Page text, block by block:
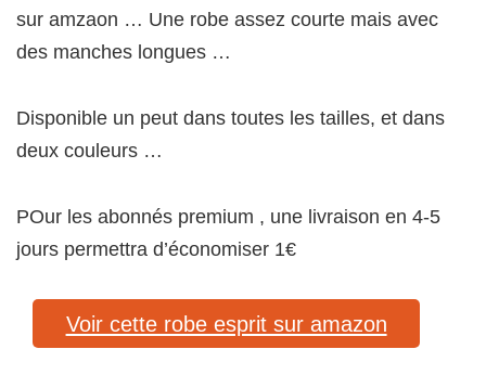
sur amzaon … Une robe assez courte mais avec
des manches longues …
Disponible un peut dans toutes les tailles, et dans
deux couleurs …
POur les abonnés premium , une livraison en 4-5
jours permettra d’économiser 1€
Voir cette robe esprit sur amazon